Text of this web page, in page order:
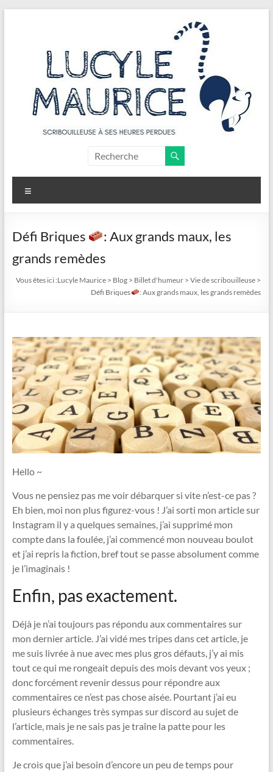
Maurice
Scribouilleuse
ses
perdues
Défi Briques
: Aux grands maux, les
grands remèdes
Vous êtes ici :Lucyle Maurice > Blog > Billet d'humeur >Vie de scribouilleuse >
Défi Briques
: Aux grands maux, les grands remèdes
Hello ~
Vous ne pensiez pas me voir débarquer si vite n’est-ce pas ?
Eh bien, moi non plus figurez-vous ! J’ai sorti mon article sur
Instagram il y a quelques semaines, j’ai supprimé mon
compte dans la foulée, j’ai commencé mon nouveau boulot
et j’ai repris la fiction, bref tout se passe absolument comme
je l’imaginais !
Enfin, pas exactement.
Déjà je n’ai toujours pas répondu aux commentaires sur
mon dernier article. J’ai vidé mes tripes dans cet article, je
me suis livrée à nue avec mes plus gros défauts, j’y ai mis
tout ce qui me rongeait depuis des mois devant vos yeux ;
donc forcément revenir dessus pour répondre aux
commentaires ce n’est pas chose aisée. Pourtant j’ai eu
plusieurs échanges très sympas sur discord au sujet de
l’article, mais je ne sais pas je traîne la patte pour les
commentaires.
Je crois que j’ai besoin d’encore un peu de temps pour